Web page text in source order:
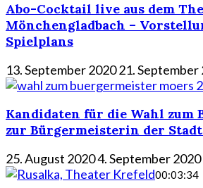
Abo-Cocktail live aus dem
Mönchengladbach –
Spielplans
13. September 202021. September
Kandidaten für die Wahl
zur Bürgermeisterin der
25. August 20204. September 2020
00:03:34